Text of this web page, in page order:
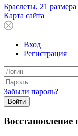
Браслеты, 21 размера
Карта сайта
Вход
Регистрация
Забыли пароль?
Войти
Восстановление